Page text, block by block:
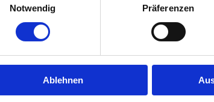
Notwendig
Präferenzen
Ablehnen
your query did
Take a moment and do a